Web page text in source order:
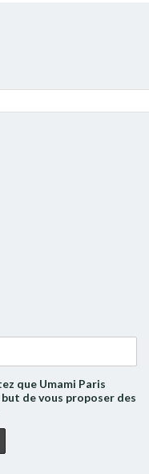
que Umami Paris
de vous proposer des